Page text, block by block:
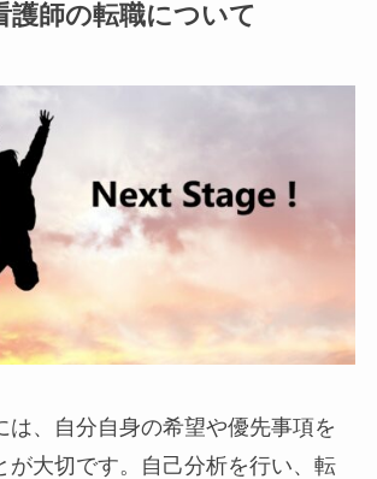
護師の転職について
は、自分自身の希望や優先事項を
が大切です。自己分析を行い、転